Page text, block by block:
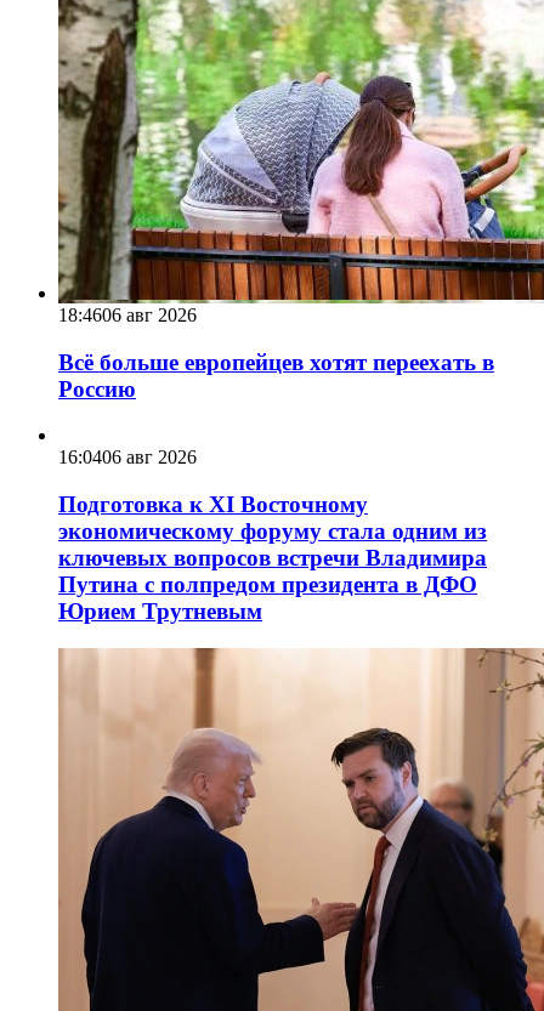
18:4606 авг 2026
Всё больше европейцев хотят переехать в
Россию
16:0406 авг 2026
Подготовка к XI Восточному
экономическому форуму стала одним из
ключевых вопросов встречи Владимира
Путина с полпредом президента в ДФО
Юрием Трутневым